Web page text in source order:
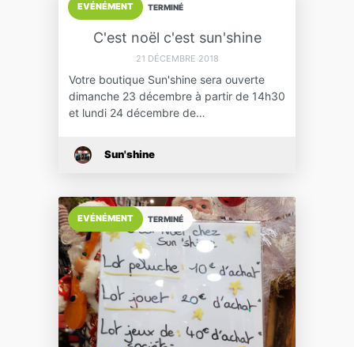
TERMINÉ
EVÉNÉMENT
C'est noël c'est sun'shine
21 DÉCEMBRE 2018
Votre boutique Sun'shine sera ouverte
dimanche 23 décembre à partir de 14h30
et lundi 24 décembre de…
Sun'shine
TERMINÉ
EVÉNÉMENT